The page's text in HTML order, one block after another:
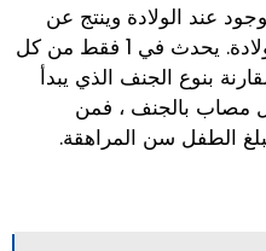
عند الولادة وينتج عن
التطور الجزئي للفقرات قبل الولادة. يحدث في 1 فقط من كل
بنوع الجنف الذي يبدأ
مصاب بالجنف ، فمن
الطفل سن المراهقة.